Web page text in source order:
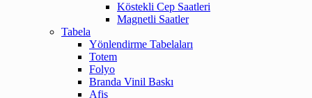
Köstekli Cep Saatleri
Magnetli Saatler
Tabela
Yönlendirme Tabelaları
Totem
Folyo
Branda Vinil Baskı
Afiş